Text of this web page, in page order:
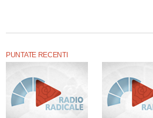
PUNTATE RECENTI